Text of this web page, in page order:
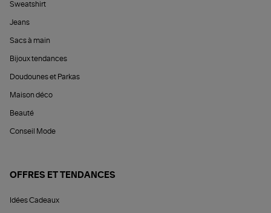
Sweatshirt
Jeans
Sacs à main
Bijoux tendances
Doudounes et Parkas
Maison déco
Beauté
Conseil Mode
OFFRES ET TENDANCES
Idées Cadeaux